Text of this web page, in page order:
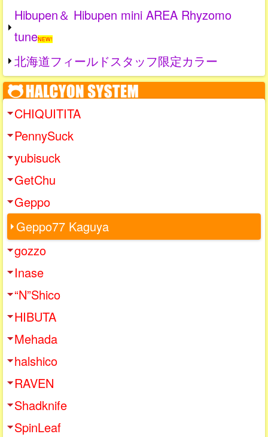
Hibupen＆ Hibupen mini AREA Rhyzomo
tuneNEW!
北海道フィールドスタッフ限定カラー
CHIQUITITA
PennySuck
yubisuck
GetChu
Geppo
Geppo77 Kaguya
gozzo
Inase
“N”Shico
HIBUTA
Mehada
halshico
RAVEN
Shadknife
SpinLeaf